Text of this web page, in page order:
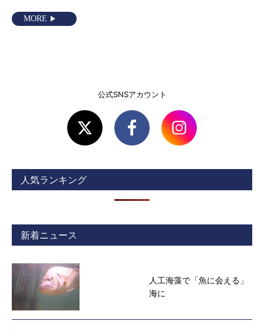
MORE
公式SNSアカウント
人気ランキング
新着ニュース
人工海藻で「魚に会える」
海に